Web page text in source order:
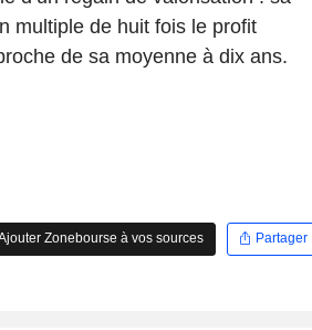
multiple de huit fois le profit
de sa moyenne à dix ans.
Zonebourse à vos sources Partager